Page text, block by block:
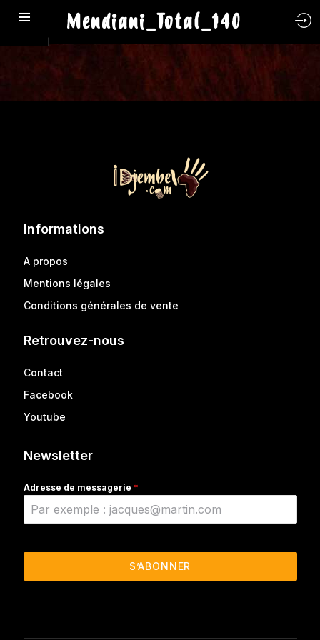
Mendiani_Total_140
Informations
A propos
Mentions légales
Conditions générales de vente
Retrouvez-nous
Contact
Facebook
Youtube
Newsletter
Adresse de messagerie *
S’ABONNER